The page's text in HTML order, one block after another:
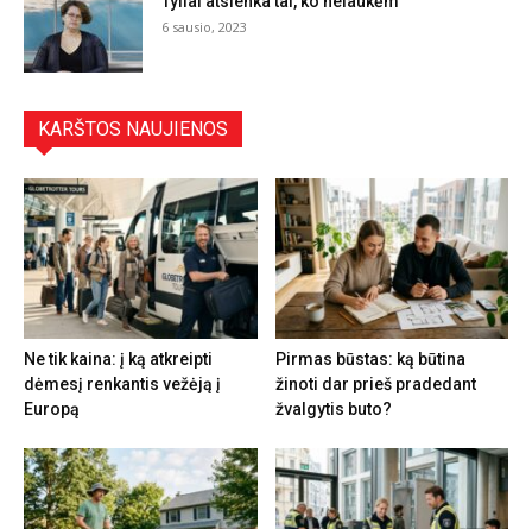
6 sausio, 2023
KARŠTOS NAUJIENOS
Ne tik kaina: į ką atkreipti
dėmesį renkantis vežėją į
Europą
Pirmas būstas: ką būtina
žinoti dar prieš pradedant
žvalgytis buto?